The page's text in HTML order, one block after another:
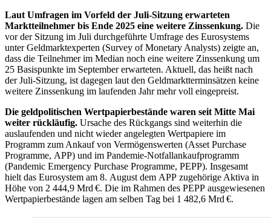
Laut Umfragen im Vorfeld der Juli-Sitzung erwarteten
Marktteilnehmer bis Ende 2025 eine weitere Zinssenkung. Die
vor der Sitzung im Juli durchgeführte Umfrage des Eurosystems
unter Geldmarktexperten (Survey of Monetary Analysts) zeigte an,
dass die Teilnehmer im Median noch eine weitere Zinssenkung um
25 Basispunkte im September erwarteten. Aktuell, das heißt nach
der Juli-Sitzung, ist dagegen laut den Geldmarktterminsätzen keine
weitere Zinssenkung im laufenden Jahr mehr voll eingepreist.
Die geldpolitischen Wertpapierbestände waren seit Mitte Mai
weiter rückläufig. Ursache des Rückgangs sind weiterhin die
auslaufenden und nicht wieder angelegten Wertpapiere im
Programm zum Ankauf von Vermögenswerten (Asset Purchase
Programme, APP) und im Pandemie-Notfallankaufprogramm
(Pandemic Emergency Purchase Programme, PEPP). Insgesamt
hielt das Eurosystem am 8. August dem APP zugehörige Aktiva in
Höhe von 2 444,9 Mrd €. Die im Rahmen des PEPP ausgewiesenen
Wertpapierbestände lagen am selben Tag bei 1 482,6 Mrd €.